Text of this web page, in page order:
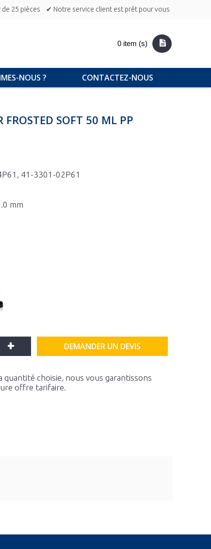
25 pièces ✔ Notre service client est prêt pour vous
0 item (s)
NOUS ? CONTACTEZ-NOUS
FROSTED SOFT 50 ML PP
41-3301-02P61
mm
+ DEMANDER UN DEVIS
choisie, nous vous garantissons
offre tarifaire.